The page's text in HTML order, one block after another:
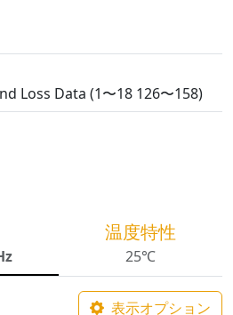
Loss Data (1〜18 126〜158)
温度特性
25℃
表示オプション